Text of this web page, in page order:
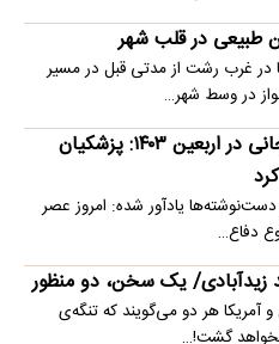
طبیعی در قلب شهر
در غرب رشت از مدتی قبل در مسیر
در وسط شهر…
دست‌نوشته شهید علی لاریجانی در اربعین ۱۴۰۳: پزشکیان
یادآور شده: امروز عصر
دفاع…
زیدآبادی/ یک سخن، دو منظور
آمریکا هر دو می‌گویند که تنگه‌ی
گشت!…